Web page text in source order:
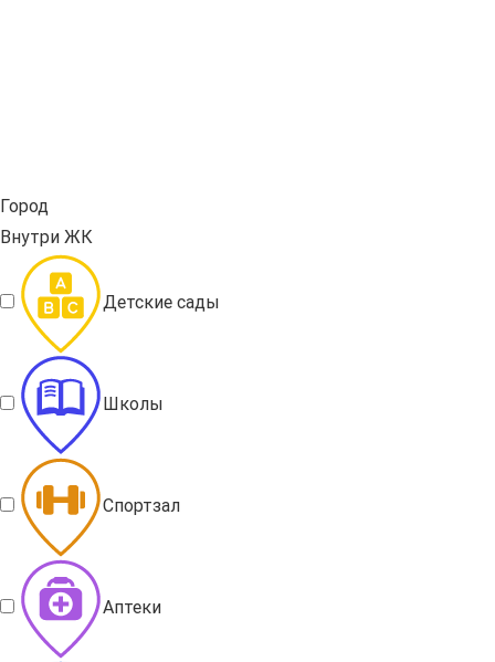
Город
Внутри ЖК
Детские сады
Школы
Спортзал
Аптеки